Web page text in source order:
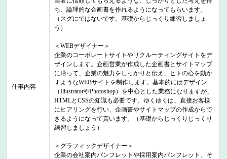
仕事内容
ち、論理的な企画書を作れるようになってもらいます。
（スグにではないです。基礎からじっくり練習しましょ
う）
＜WEBデザイナー＞
企業のコーポレートサイトやリクルーティングサイトをデ
ザインします。企画営業が作成した企画書とサイトマップ
に沿って、企業の魅力をしっかりと伝え、ヒトの心を動か
すようなWEBサイトを制作します。基本的にはデザイン
（IllustratorやPhotoshop）を中心とした業務になりますが、
HTMLとCSSの知識も必要です。ゆくゆくは、直接お客様
にヒアリングを行い、企画書やサイトマップの作成からで
きるようになって貰います。（基礎からじっくりじっくり
練習しましょう）
＜グラフィックデザイナー＞
企業の会社案内パンフレットや採用案内パンフレット、そ